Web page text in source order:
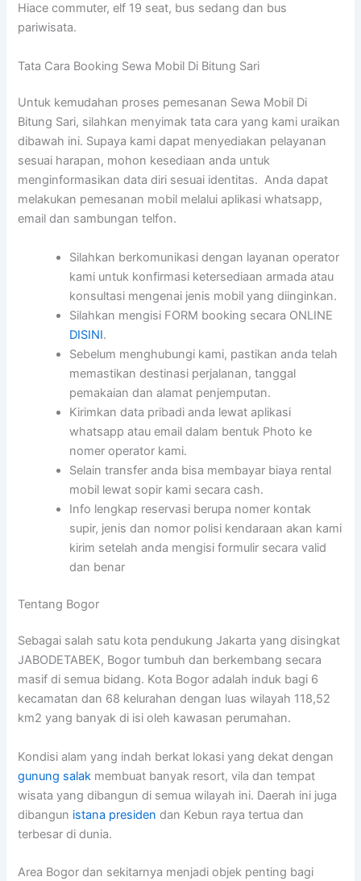
Hiace commuter, elf 19 seat, bus sedang dan bus
pariwisata.
Tata Cara Booking Sewa Mobil Di Bitung Sari
Untuk kemudahan proses pemesanan Sewa Mobil Di
Bitung Sari, silahkan menyimak tata cara yang kami uraikan
dibawah ini. Supaya kami dapat menyediakan pelayanan
sesuai harapan, mohon kesediaan anda untuk
menginformasikan data diri sesuai identitas. Anda dapat
melakukan pemesanan mobil melalui aplikasi whatsapp,
email dan sambungan telfon.
Silahkan berkomunikasi dengan layanan operator
kami untuk konfirmasi ketersediaan armada atau
konsultasi mengenai jenis mobil yang diinginkan.
Silahkan mengisi FORM booking secara ONLINE
DISINI.
Sebelum menghubungi kami, pastikan anda telah
memastikan destinasi perjalanan, tanggal
pemakaian dan alamat penjemputan.
Kirimkan data pribadi anda lewat aplikasi
whatsapp atau email dalam bentuk Photo ke
nomer operator kami.
Selain transfer anda bisa membayar biaya rental
mobil lewat sopir kami secara cash.
Info lengkap reservasi berupa nomer kontak
supir, jenis dan nomor polisi kendaraan akan kami
kirim setelah anda mengisi formulir secara valid
dan benar
Tentang Bogor
Sebagai salah satu kota pendukung Jakarta yang disingkat
JABODETABEK, Bogor tumbuh dan berkembang secara
masif di semua bidang. Kota Bogor adalah induk bagi 6
kecamatan dan 68 kelurahan dengan luas wilayah 118,52
km2 yang banyak di isi oleh kawasan perumahan.
Kondisi alam yang indah berkat lokasi yang dekat dengan
gunung salak membuat banyak resort, vila dan tempat
wisata yang dibangun di semua wilayah ini. Daerah ini juga
dibangun istana presiden dan Kebun raya tertua dan
terbesar di dunia.
Area Bogor dan sekitarnya menjadi objek penting bagi